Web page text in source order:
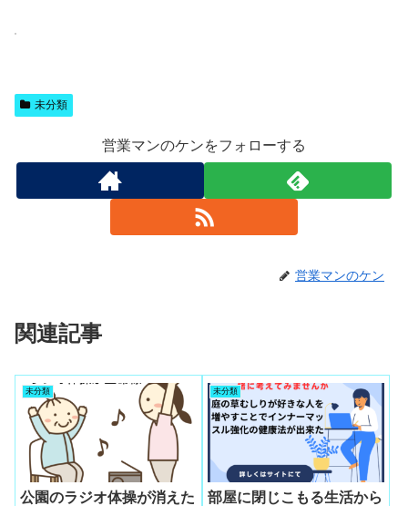
未分類
営業マンのケンをフォローする
営業マンのケン
関連記事
未分類
公園のラジオ体操が消えた
未分類
部屋に閉じこもる生活から